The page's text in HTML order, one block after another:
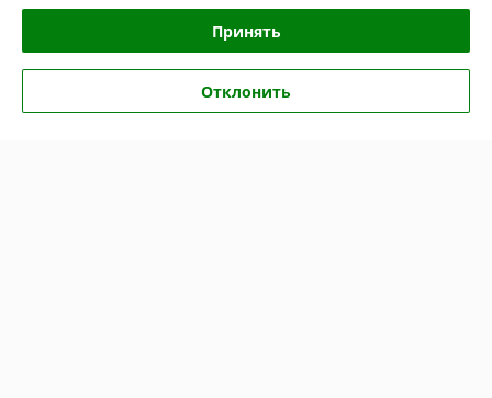
Политика обработки cookies
Принять
Отклонить